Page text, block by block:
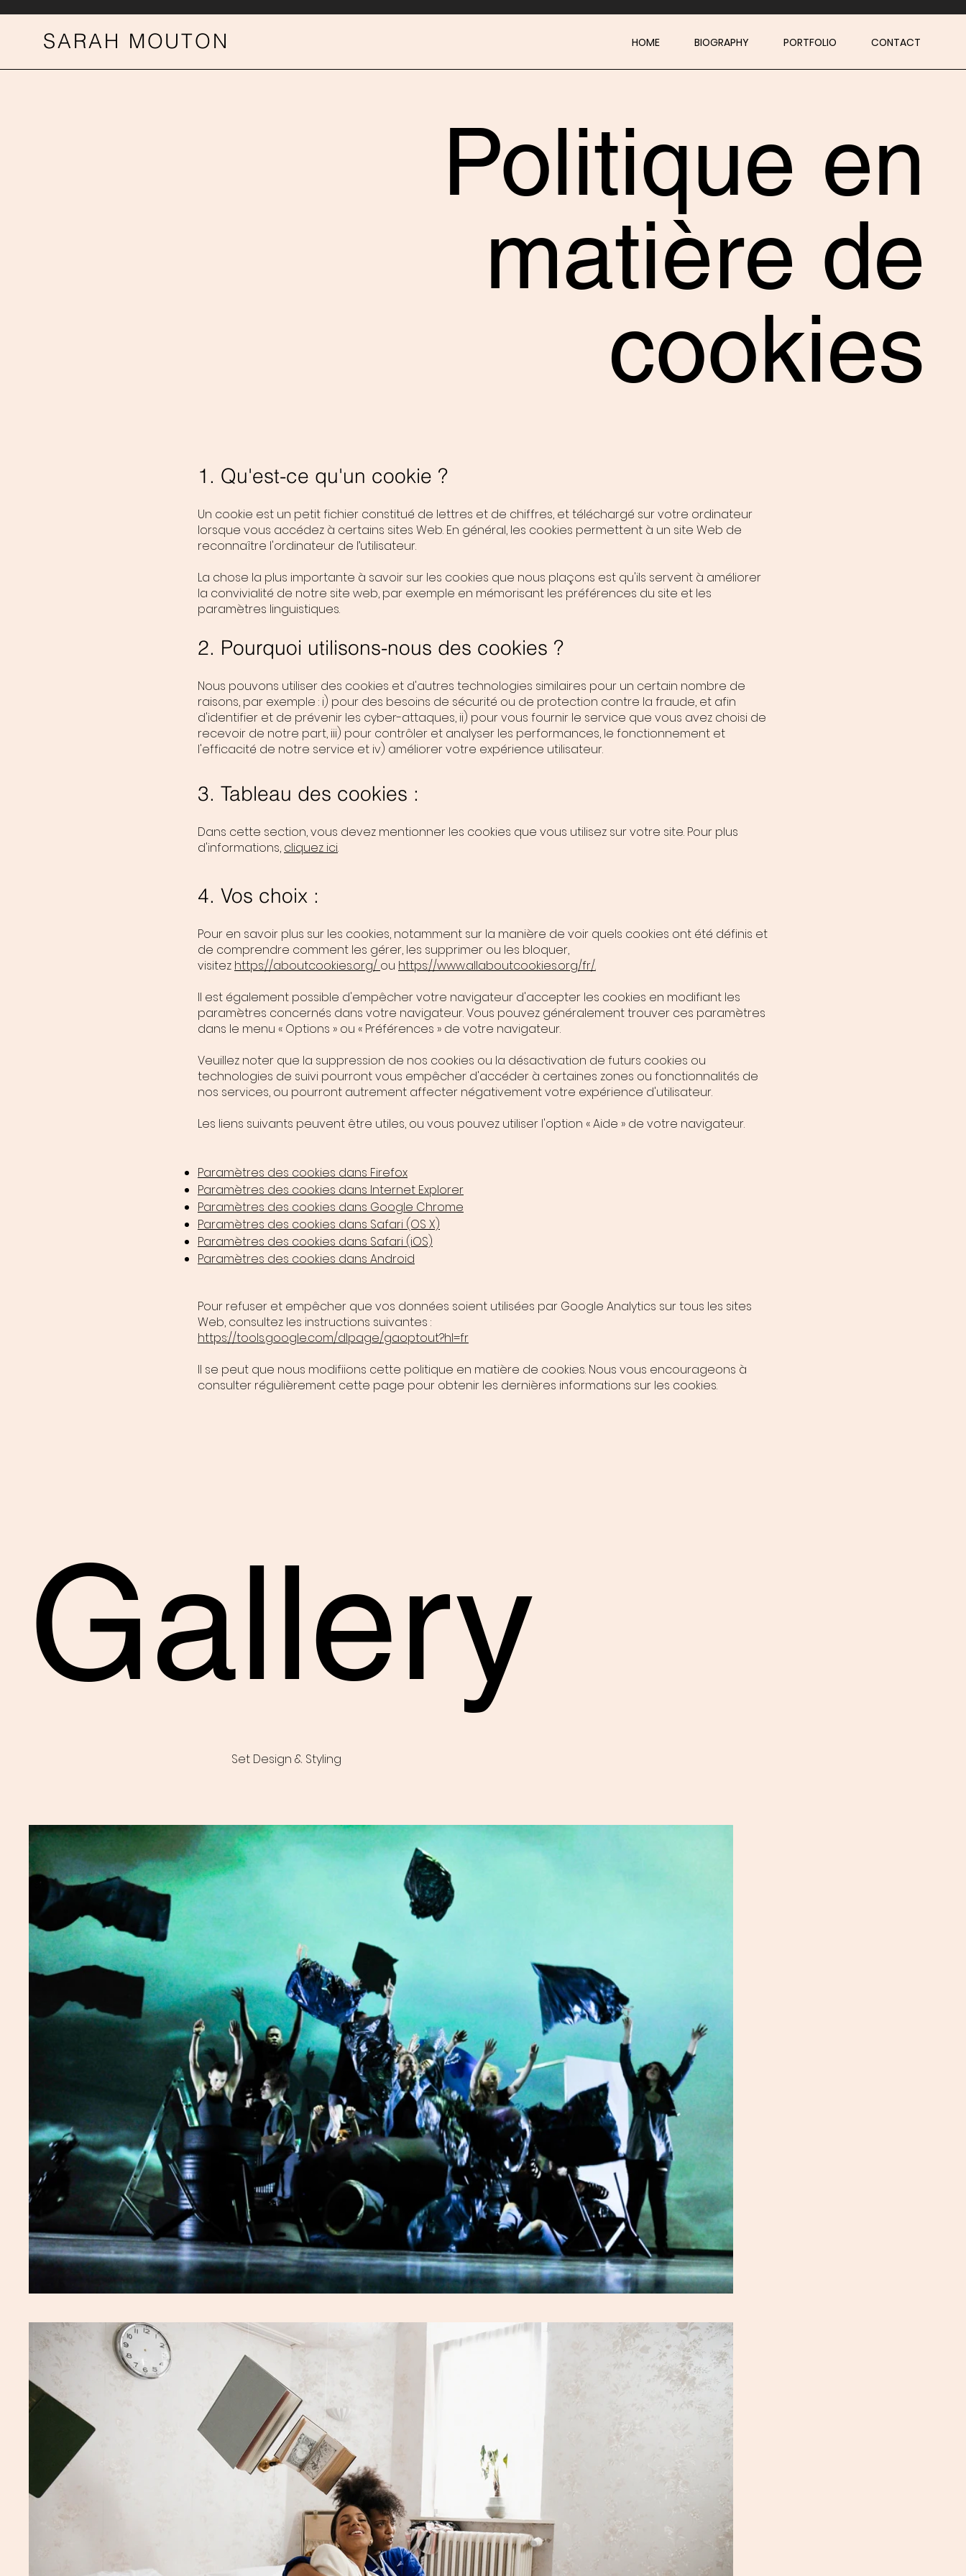
SARAH MOUTON HOME BIOGRAPHY PORTFOLIO CONTACT
Politique en
matière de
cookies
1. Qu'est-ce qu'un cookie ?
Un cookie est un petit fichier constitué de lettres et de chiffres, et téléchargé sur votre ordinateur
lorsque vous accédez à certains sites Web. En général, les cookies permettent à un site Web de
reconnaître l'ordinateur de l’utilisateur.
La chose la plus importante à savoir sur les cookies que nous plaçons est qu'ils servent à améliorer
la convivialité de notre site web, par exemple en mémorisant les préférences du site et les
paramètres linguistiques.
2. Pourquoi utilisons-nous des cookies ?
Nous pouvons utiliser des cookies et d'autres technologies similaires pour un certain nombre de
raisons, par exemple : i) pour des besoins de sécurité ou de protection contre la fraude, et afin
d'identifier et de prévenir les cyber-attaques, ii) pour vous fournir le service que vous avez choisi de
recevoir de notre part, iii) pour contrôler et analyser les performances, le fonctionnement et
l'efficacité de notre service et iv) améliorer votre expérience utilisateur.
3. Tableau des cookies :
Dans cette section, vous devez mentionner les cookies que vous utilisez sur votre site. Pour plus
d'informations, cliquez ici.
4. Vos choix :
Pour en savoir plus sur les cookies, notamment sur la manière de voir quels cookies ont été définis et
de comprendre comment les gérer, les supprimer ou les bloquer,
visitez https://aboutcookies.org/ ou https://www.allaboutcookies.org/fr/.
Il est également possible d'empêcher votre navigateur d'accepter les cookies en modifiant les
paramètres concernés dans votre navigateur. Vous pouvez généralement trouver ces paramètres
dans le menu « Options » ou « Préférences » de votre navigateur.
Veuillez noter que la suppression de nos cookies ou la désactivation de futurs cookies ou
technologies de suivi pourront vous empêcher d'accéder à certaines zones ou fonctionnalités de
nos services, ou pourront autrement affecter négativement votre expérience d'utilisateur.
Les liens suivants peuvent être utiles, ou vous pouvez utiliser l'option « Aide » de votre navigateur.
Paramètres des cookies dans Firefox
Paramètres des cookies dans Internet Explorer
Paramètres des cookies dans Google Chrome
Paramètres des cookies dans Safari (OS X)
Paramètres des cookies dans Safari (iOS)
Paramètres des cookies dans Android
Pour refuser et empêcher que vos données soient utilisées par Google Analytics sur tous les sites
Web, consultez les instructions suivantes :
https://tools.google.com/dlpage/gaoptout?hl=fr
Il se peut que nous modifiions cette politique en matière de cookies. Nous vous encourageons à
consulter régulièrement cette page pour obtenir les dernières informations sur les cookies.
Gallery
Set Design & Styling